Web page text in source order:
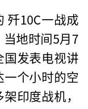
歼10C一战成
地时间5月7
发表电视讲
个小时的空
印度战机，